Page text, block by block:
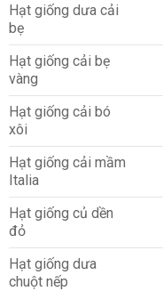
Hạt giống dưa cải
bẹ
Hạt giống cải bẹ
vàng
Hạt giống cải bó
xôi
Hạt giống cải mầm
Italia
Hạt giống củ dền
đỏ
Hạt giống dưa
chuột nếp